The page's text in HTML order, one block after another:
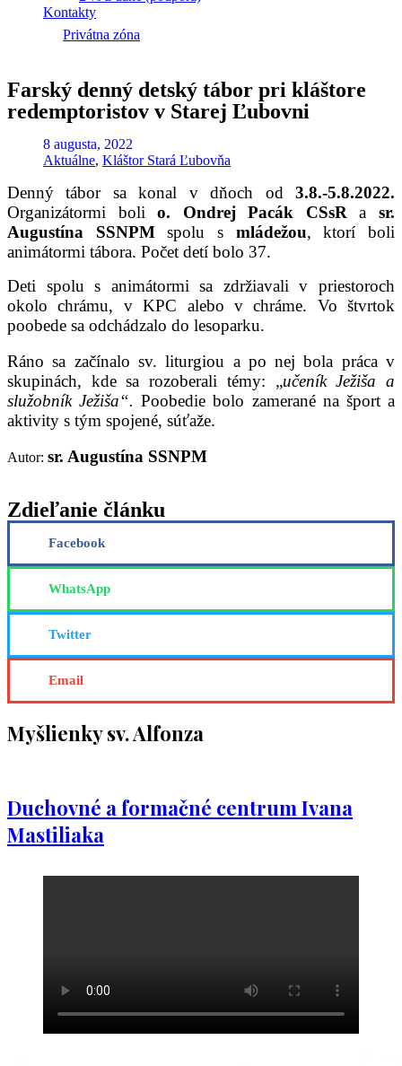
Kontakty
Privátna zóna
Farský denný detský tábor pri kláštore
redemptoristov v Starej Ľubovni
8 augusta, 2022
Aktuálne, Kláštor Stará Ľubovňa
Denný tábor sa konal v dňoch od 3.8.-5.8.2022.
Organizátormi boli o. Ondrej Pacák CSsR asr.
Augustína SSNPMspolu s mládežou, ktorí boli
animátormi tábora. Počet detí bolo 37.
Deti spolu s animátormi sa zdržiavali v priestoroch
okolo chrámu, v KPC alebo v chráme. Vo štvrtok
poobede sa odchádzalo do lesoparku.
Ráno sa začínalo sv. liturgiou a po nej bola práca v
skupinách, kde sa rozoberali témy: „učeník Ježiša a
služobník Ježiša“. Poobedie bolo zamerané na šport a
aktivity s tým spojené, súťaže.
Autor: sr. Augustína SSNPM
Zdieľanie článku
Facebook
WhatsApp
Twitter
Email
Myšlienky sv. Alfonza
Duchovné a formačné centrum Ivana
Mastiliaka